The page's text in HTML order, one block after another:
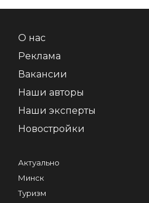
О нас
Реклама
Вакансии
Наши авторы
Наши эксперты
Новостройки
Актуально
Минск
Туризм